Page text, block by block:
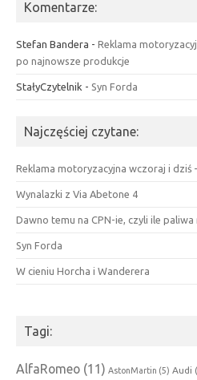
Komentarze:
Stefan Bandera - Reklama
po najnowsze produkcje
StałyCzytelnik - Syn Forda
Najczęściej czytane:
Reklama motoryzacyjna wczoraj i dziś
Wynalazki z Via Abetone 4
Dawno temu na CPN-ie, czyli ile paliwa
Syn Forda
W cieniu Horcha i Wanderera
Tagi:
AlfaRomeo (11) AstonMartin (5) Audi